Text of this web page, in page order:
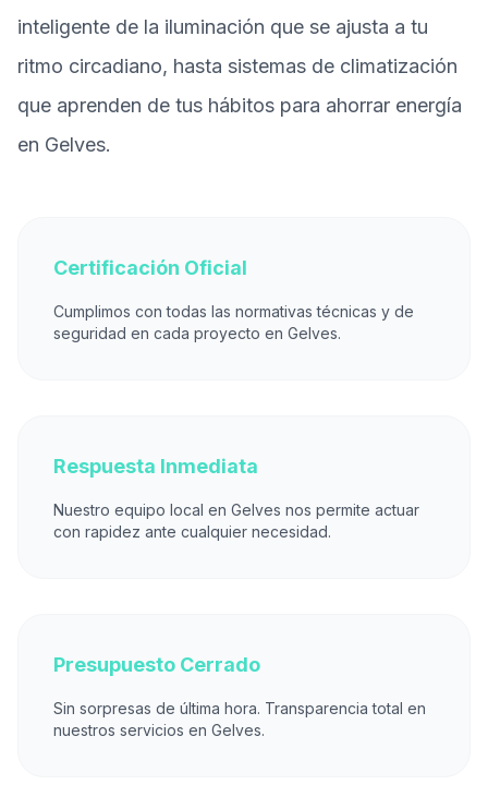
inteligente de la iluminación que se ajusta a tu
ritmo circadiano, hasta sistemas de climatización
que aprenden de tus hábitos para ahorrar energía
en Gelves.
Certificación Oficial
Cumplimos con todas las normativas técnicas y de
seguridad en cada proyecto en Gelves.
Respuesta Inmediata
Nuestro equipo local en Gelves nos permite actuar
con rapidez ante cualquier necesidad.
Presupuesto Cerrado
Sin sorpresas de última hora. Transparencia total en
nuestros servicios en Gelves.